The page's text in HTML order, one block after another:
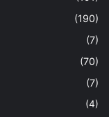
(190)
(7)
(70)
(7)
(4)